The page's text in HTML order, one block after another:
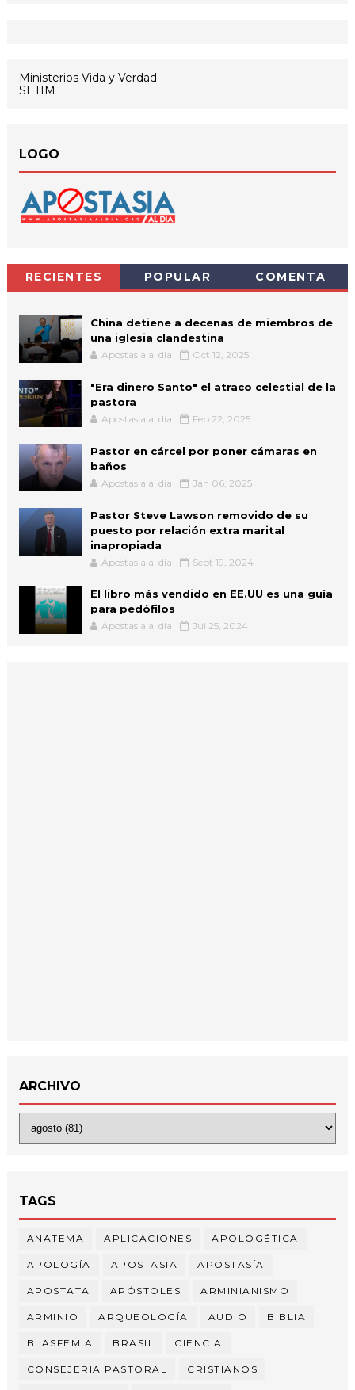
Ministerios Vida y Verdad
SETIM
LOGO
RECIENTES POPULAR COMENTA
China detiene a decenas de miembros de
una iglesia clandestina
Apostasia al dia Oct 12, 2025
"Era dinero Santo" el atraco celestial de la
pastora
Apostasia al dia Feb 22, 2025
Pastor en cárcel por poner cámaras en
baños
Apostasia al dia Jan 06, 2025
Pastor Steve Lawson removido de su
puesto por relación extra marital
inapropiada
Apostasia al dia Sept 19, 2024
El libro más vendido en EE.UU es una guía
para pedófilos
Apostasia al dia Jul 25, 2024
ARCHIVO
TAGS
ANATEMA APLICACIONES APOLOGÉTICA
APOLOGÍA APOSTASIA APOSTASÍA
APOSTATA APÓSTOLES ARMINIANISMO
ARMINIO ARQUEOLOGÍA AUDIO BIBLIA
BLASFEMIA BRASIL CIENCIA
CONSEJERIA PASTORAL CRISTIANOS